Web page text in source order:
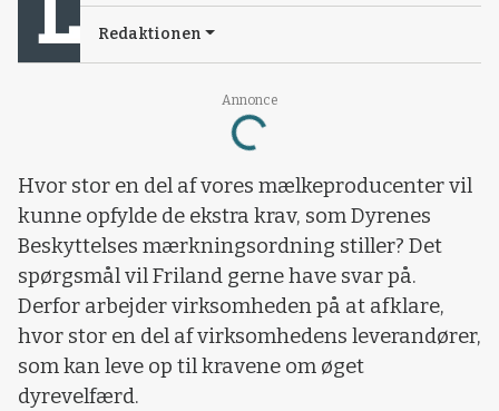
Annonce
Loading...
Redaktionen
Hvor stor en del af vores mælkeproducenter vil
kunne opfylde de ekstra krav, som Dyrenes
Beskyttelses mærkningsordning stiller? Det
spørgsmål vil Friland gerne have svar på.
Derfor arbejder virksomheden på at afklare,
hvor stor en del af virksomhedens leverandører,
som kan leve op til kravene om øget
dyrevelfærd.